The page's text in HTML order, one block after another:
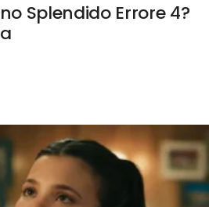
Splendido Errore 4?